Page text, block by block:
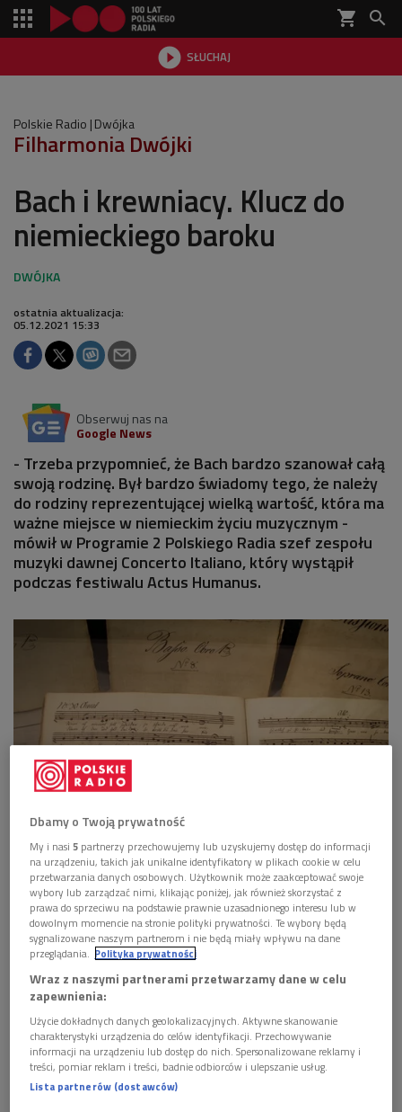
shopping_cart 
 SŁUCHAJ

Polskie Radio Dwójka
Filharmonia Dwójki
Bach i krewniacy. Klucz do
niemieckiego baroku
ostatnia aktualizacja:
05.12.2021 15:33
Obserwuj nas na
Google News
- Trzeba przypomnieć, że Bach bardzo szanował całą
swoją rodzinę. Był bardzo świadomy tego, że należy
do rodziny reprezentującej wielką wartość, która ma
ważne miejsce w niemieckim życiu muzycznym -
mówił w Programie 2 Polskiego Radia szef zespołu
muzyki dawnej Concerto Italiano, który wystąpił
podczas festiwalu Actus Humanus.
Partytury dzieł Bacha znajdujące się muzeum kompozytora w niemieckim
Eisenach Foto: Shamsiya Saydalieva/Shutterstock
Podczas tegorocznej odsłony festiwalu Actus Humanus
usłyszeliśmy m.in. muzyków zConcerto Italiano -
zespołu, który zrewolucjonizował kryteria wykonawstwa
muzyki dawnej. W Dwójce o festiwalowym koncercie
złożonym z uwertur niemieckich rozmawialiśmy z szefem
grupy Rinaldem Alessandrinim.
POSŁUCHAJ
Rozmowa z Rinaldem Alessandrinim, szefem zespołu
Dbamy o Twoją prywatność
My i nasi5 partnerzy przechowujemy lub uzyskujemy dostęp do informacji
na urządzeniu, takich jak unikalne identyfikatory w plikach cookie w celu
przetwarzania danych osobowych. Użytkownik może zaakceptować swoje
wybory lub zarządzać nimi, klikając poniżej, jak również skorzystać z
prawa do sprzeciwu na podstawie prawnie uzasadnionego interesu lub w
dowolnym momencie na stronie polityki prywatności. Te wybory będą
sygnalizowane naszym partnerom i nie będą miały wpływu na dane
przeglądania. Polityka prywatności
Wraz z naszymi partnerami przetwarzamy dane w celu
zapewnienia:
Użycie dokładnych danych geolokalizacyjnych. Aktywne skanowanie
charakterystyki urządzenia do celów identyfikacji. Przechowywanie
informacji na urządzeniu lub dostęp do nich. Spersonalizowane reklamy i
treści, pomiar reklam i treści, badnie odbiorców i ulepszanie usług.
Lista partnerów (dostawców)